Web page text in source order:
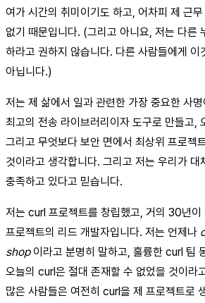
여가 시간의 취미이기도 하고, 어차피 제 근
없기 때문입니다. (그리고 아니요, 저는 다른
하라고 권하지 않습니다. 다른 사람들에게 이
아닙니다.)
저는 제 삶에서 일과 관련한 가장 중요한 사
최고의 전송 라이브러리이자 도구로 만들고,
그리고 무엇보다 보안 면에서 최상위 프로젝
것이라고 생각합니다. 그리고 저는 우리가 대
충족하고 있다고 믿습니다.
저는 curl 프로젝트를 창립했고, 거의 30년이
프로젝트의 리드 개발자입니다. 저는 언제나
shop이라고 분명히 말하고, 훌륭한 curl 팀
오늘의 curl은 절대 존재할 수 없었을 것이라
많은 사람들은 여전히 curl을 제 프로젝트로